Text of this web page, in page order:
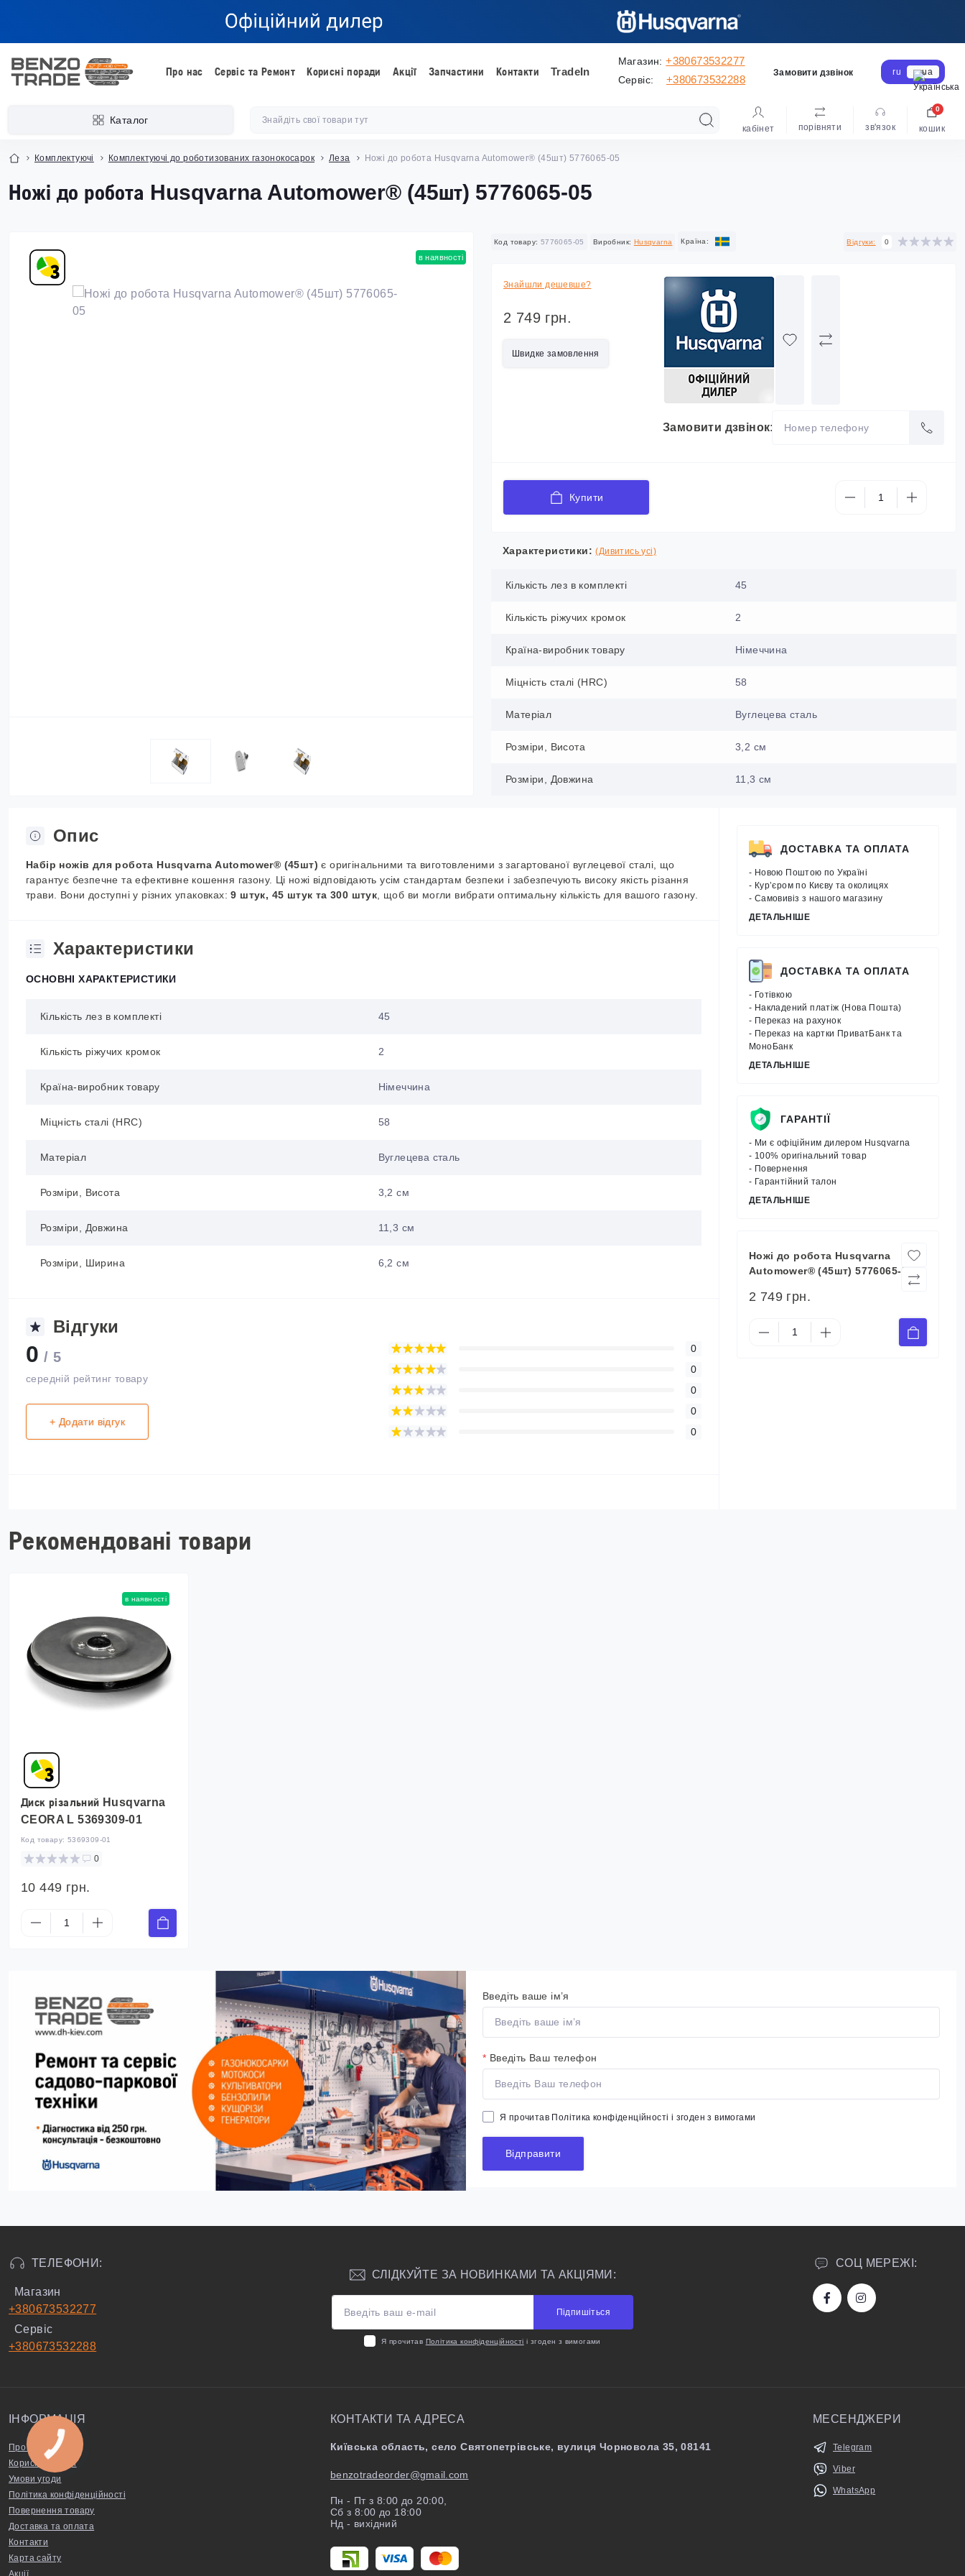
Про нас Сервіс та Ремонт Корисні поради Акції Запчастини Контакти TradeIn
Магазин:+380673532277
Сервіс: +380673532288
Замовити дзвінок ru ua
Каталог
кабінет порівняти зв'язок кошик
0
Комплектуючі Комплектуючі до роботизованих газонокосарок Леза Ножі до робота Husqvarna Automower® (45шт) 5776065-05
Ножі до робота Husqvarna Automower® (45шт) 5776065-05
в наявності
Код товару: 5776065-05 Виробник: Husqvarna Країна: Відгуки: 0
Знайшли дешевше?
2 749 грн.
Швидке замовлення
Замовити дзвінок:
Купити
Характеристики: (Дивитись усі)
Кількість лез в комплекті 45
Кількість ріжучих кромок 2
Країна-виробник товару Німеччина
Міцність сталі (HRC) 58
Матеріал Вуглецева сталь
Розміри, Висота 3,2 см
Розміри, Довжина 11,3 см
Опис
Набір ножів для робота Husqvarna Automower® (45шт) є оригінальними та виготовленими з загартованої вуглецевої сталі, що
гарантує безпечне та ефективне кошення газону. Ці ножі відповідають усім стандартам безпеки і забезпечують високу якість різання
трави. Вони доступні у різних упаковках:9 штук, 45 штук та 300 штук , щоб ви могли вибрати оптимальну кількість для вашого газону.
Характеристики
ОСНОВНІ ХАРАКТЕРИСТИКИ
Кількість лез в комплекті 45
Кількість ріжучих кромок 2
Країна-виробник товару Німеччина
Міцність сталі (HRC) 58
Матеріал Вуглецева сталь
Розміри, Висота 3,2 см
Розміри, Довжина 11,3 см
Розміри, Ширина 6,2 см
Відгуки
0 / 5
середній рейтинг товару
+ Додати відгук
0
0
0
0
0
ДОСТАВКА ТА ОПЛАТА
- Новою Поштою по Україні
- Кур’єром по Києву та околицях
- Самовивіз з нашого магазину
ДЕТАЛЬНІШЕ
ДОСТАВКА ТА ОПЛАТА
- Готівкою
- Накладений платіж (Нова Пошта)
- Переказ на рахунок
- Переказ на картки ПриватБанк та
МоноБанк
ДЕТАЛЬНІШЕ
ГАРАНТІЇ
- Ми є офіційним дилером Husqvarna
- 100% оригінальний товар
- Повернення
- Гарантійний талон
ДЕТАЛЬНІШЕ
Ножі до робота Husqvarna
Automower® (45шт) 5776065-05
2 749 грн.
Рекомендовані товари
в наявності
Диск різальний Husqvarna
CEORA L 5369309-01
Код товару: 5369309-01
0
10 449 грн.
Введіть ваше ім’я
* Введіть Ваш телефон
Я прочитав Політика конфіденційності і згоден з вимогами
Відправити
ТЕЛЕФОНИ:
Магазин
+380673532277
Сервіс
+380673532288
СОЦ МЕРЕЖІ:
СЛІДКУЙТЕ ЗА НОВИНКАМИ ТА АКЦІЯМИ:
Підпишіться
Я прочитав Політика конфіденційності і згоден з вимогами
ІНФОРМАЦІЯ
Про нас
Корисні поради
Умови угоди
Політика конфіденційності
Повернення товару
Доставка та оплата
Контакти
Карта сайту
Акції
КОНТАКТИ ТА АДРЕСА
Київська область, село Святопетрівське, вулиця Чорновола 35, 08141
benzotradeorder@gmail.com
Пн - Пт з 8:00 до 20:00,
Сб з 8:00 до 18:00
Нд - вихідний
МЕСЕНДЖЕРИ
Telegram
Viber
WhatsApp